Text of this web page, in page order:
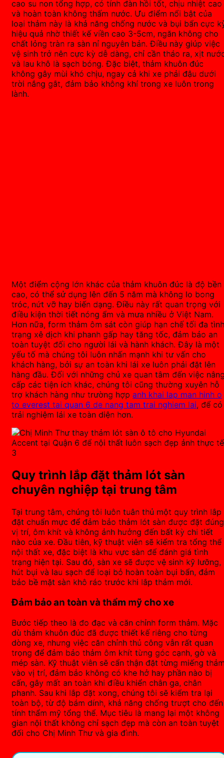
cao su non tổng hợp, có tính đàn hồi tốt, chịu nhiệt cao
và hoàn toàn không thấm nước. Ưu điểm nổi bật của
loại thảm này là khả năng chống nước và bụi bẩn cực
hiệu quả nhờ thiết kế viền cao 3-5cm, ngăn không cho
chất lỏng tràn ra sàn nỉ nguyên bản. Điều này giúp việc
vệ sinh trở nên cực kỳ dễ dàng, chỉ cần tháo ra, xịt
và lau khô là sạch bóng. Đặc biệt, thảm khuôn đúc
không gây mùi khó chịu, ngay cả khi xe phải đậu dưới
trời nắng gắt, đảm bảo không khí trong xe luôn trong
lành.
Một điểm cộng lớn khác của thảm khuôn đúc là độ bền
cao, có thể sử dụng lên đến 5 năm mà không lo bong
tróc, nứt vỡ hay biến dạng. Điều này rất quan trọng với
điều kiện thời tiết nóng ẩm và mưa nhiều ở Việt Nam.
Hơn nữa, form thảm ôm sát còn giúp hạn chế tối đa tình
trạng xê dịch khi phanh gấp hay tăng tốc, đảm bảo an
toàn tuyệt đối cho người lái và hành khách. Đây là một
yếu tố mà chúng tôi luôn nhấn mạnh khi tư vấn cho
khách hàng, bởi sự an toàn khi lái xe luôn phải đặt lên
hàng đầu. Đối với những chủ xe quan tâm đến việc
cấp các tiện ích khác, chúng tôi cũng thường xuyên hỗ
trợ khách hàng như trường hợp anh khai lap man hinh o
to everest tai quan 6 de nang tam trai nghiem lai, để có
trải nghiệm lái xe toàn diện hơn.
Quy trình lắp đặt thảm lót sàn
chuyên nghiệp tại trung tâm
Tại trung tâm, chúng tôi luôn tuân thủ một quy trình lắp
đặt chuẩn mực để đảm bảo thảm lót sàn được đặt đúng
vị trí, ôm khít và không ảnh hưởng đến bất kỳ chi tiết
nào của xe. Đầu tiên, kỹ thuật viên sẽ kiểm tra tổng thể
nội thất xe, đặc biệt là khu vực sàn để đánh giá tình
trạng hiện tại. Sau đó, sàn xe sẽ được vệ sinh kỹ lưỡng,
hút bụi và lau sạch để loại bỏ hoàn toàn bụi bẩn, đảm
bảo bề mặt sàn khô ráo trước khi lắp thảm mới.
Đảm bảo an toàn và thẩm mỹ cho xe
Bước tiếp theo là đo đạc và căn chỉnh form thảm. Mặc
dù thảm khuôn đúc đã được thiết kế riêng cho từng
dòng xe, nhưng việc căn chỉnh thủ công vẫn rất quan
trọng để đảm bảo thảm ôm khít từng góc cạnh, gờ và
mép sàn. Kỹ thuật viên sẽ cẩn thận đặt từng miếng
vào vị trí, đảm bảo không có khe hở hay phần nào bị
cấn, gây mất an toàn khi điều khiển chân ga, chân
phanh. Sau khi lắp đặt xong, chúng tôi sẽ kiểm tra lại
toàn bộ, từ độ bám dính, khả năng chống trượt cho đến
tính thẩm mỹ tổng thể. Mục tiêu là mang lại một không
gian nội thất không chỉ sạch đẹp mà còn an toàn tuyệt
đối cho Chị Minh Thư và gia đình.